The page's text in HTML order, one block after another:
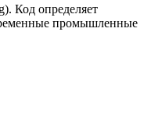
Код определяет
промышленные